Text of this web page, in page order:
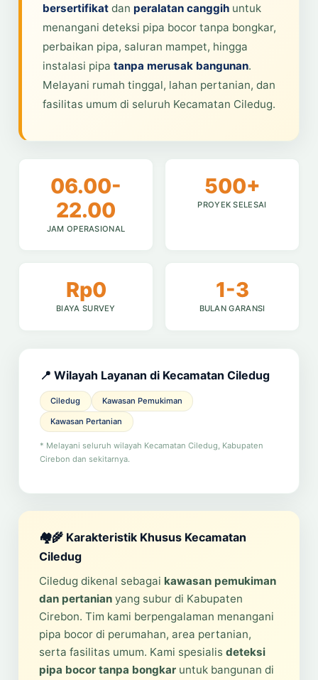
bersertifikatdan peralatan canggihuntuk
menangani deteksi pipa bocor tanpa bongkar,
perbaikan pipa, saluran mampet, hingga
instalasi pipa tanpa merusak bangunan.
Melayani rumah tinggal, lahan pertanian, dan
fasilitas umum di seluruh Kecamatan Ciledug.
06.00-
22.00
JAM OPERASIONAL
500+
PROYEK SELESAI
Rp0
BIAYA SURVEY
1-3
BULAN GARANSI
📍 Wilayah Layanan di Kecamatan Ciledug
Ciledug Kawasan Pemukiman
Kawasan Pertanian
* Melayani seluruh wilayah Kecamatan Ciledug, Kabupaten
Cirebon dan sekitarnya.
🏘️🌾 Karakteristik Khusus Kecamatan
Ciledug
Ciledug dikenal sebagai kawasan pemukiman
dan pertanianyang subur di Kabupaten
Cirebon. Tim kami berpengalaman menangani
pipa bocor di perumahan, area pertanian,
serta fasilitas umum. Kami spesialis deteksi
pipa bocor tanpa bongkaruntuk bangunan di